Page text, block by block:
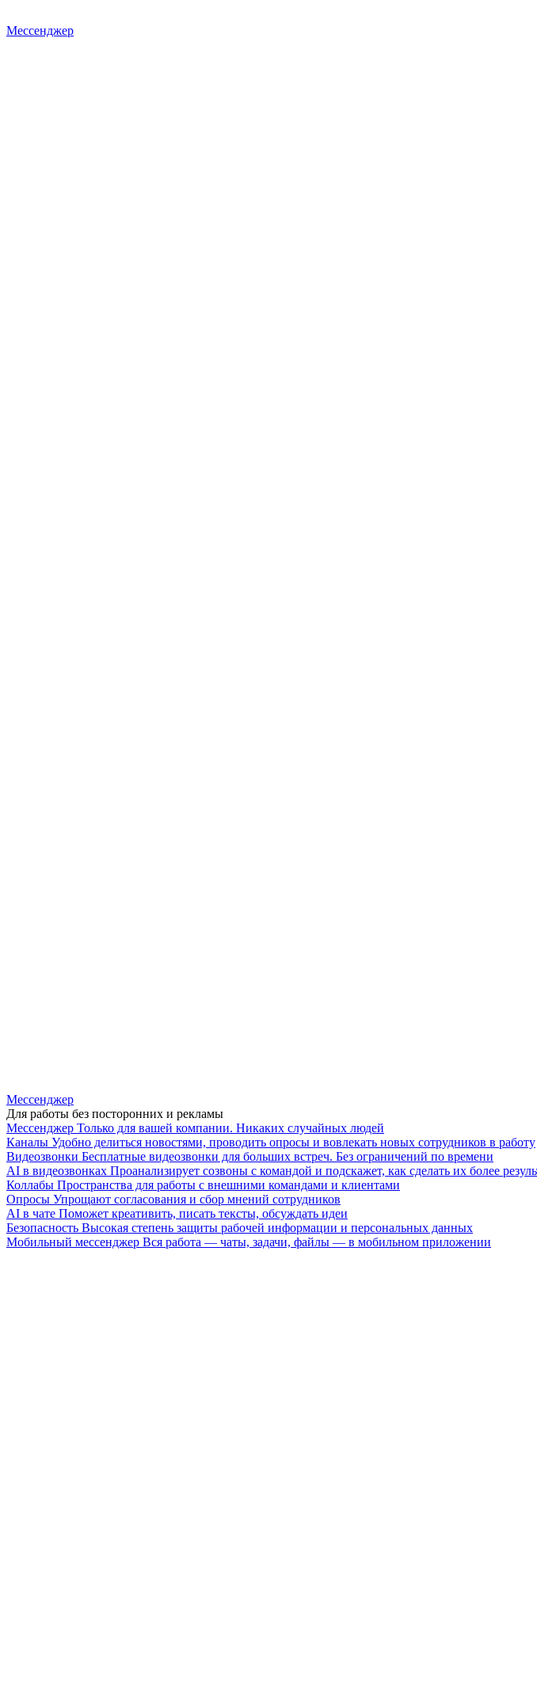
Мессенджер
Мессенджер
Для работы без посторонних и рекламы
Мессенджер Только для вашей компании. Никаких случайных людей
Каналы Удобно делиться новостями, проводить опросы и вовлекать новых сотрудников в работу
Видеозвонки Бесплатные видеозвонки для больших встреч. Без ограничений по времени
AI в видеозвонках Проанализирует созвоны с командой и подскажет, как сделать их более
Коллабы Пространства для работы с внешними командами и клиентами
Опросы Упрощают согласования и сбор мнений сотрудников
AI в чате Поможет креативить, писать тексты, обсуждать идеи
Безопасность Высокая степень защиты рабочей информации и персональных данных
Мобильный мессенджер Вся работа — чаты, задачи, файлы — в мобильном приложении